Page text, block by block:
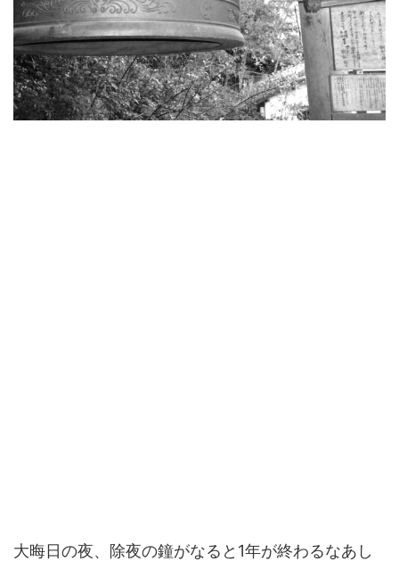
大晦日の夜、除夜の鐘がなると1年が終わるなあし